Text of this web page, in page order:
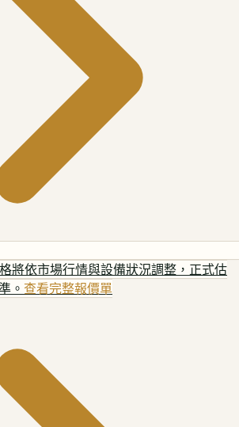
將依市場行情與設備狀況調整，正式估
。 查看完整報價單